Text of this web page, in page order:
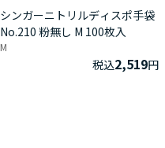
シンガーニトリルディスポ手袋
No.210 粉無し M 100枚入
M
税込2,519円